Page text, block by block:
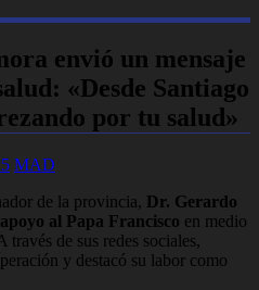
envió un mensaje
«Desde Santiago
por tu salud»
MAD
de la provincia, Dr. Gerardo
al Papa Francisco en medio
través de sus redes sociales,
y destacó su labor como